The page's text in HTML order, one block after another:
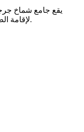
يقع جامع شماخ
لإقامة الصلوات الخمس والجمعة والمناسبات الدينية.